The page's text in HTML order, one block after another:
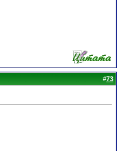
#73